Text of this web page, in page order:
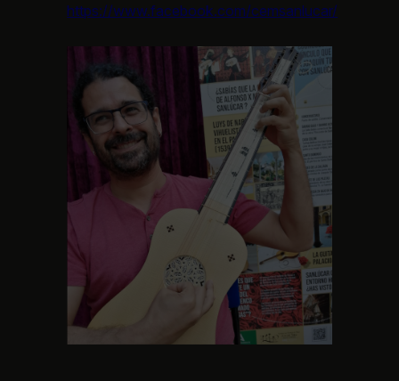
https://www.facebook.com/cemsanlucar/